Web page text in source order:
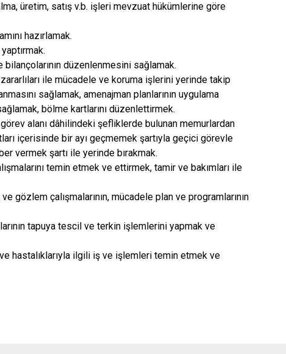
üretim, satış v.b. işleri mevzuat hükümlerine göre
hazırlamak.
düzenlenmesini sağlamak.
ile mücadele ve koruma işlerini yerinde takip
sağlamak, amenajman planlarının uygulama
bölme kartlarını düzenlettirmek.
alanı dâhilindeki şefliklerde bulunan memurlardan
içerisinde bir ayı geçmemek şartıyla geçici görevle
vermek şartı ile yerinde bırakmak.
temin etmek ve ettirmek, tamir ve bakımları ile
gözlem çalışmalarının, mücadele plan ve programlarının
tapuya tescil ve terkin işlemlerini yapmak ve
hastalıklarıyla ilgili iş ve işlemleri temin etmek ve